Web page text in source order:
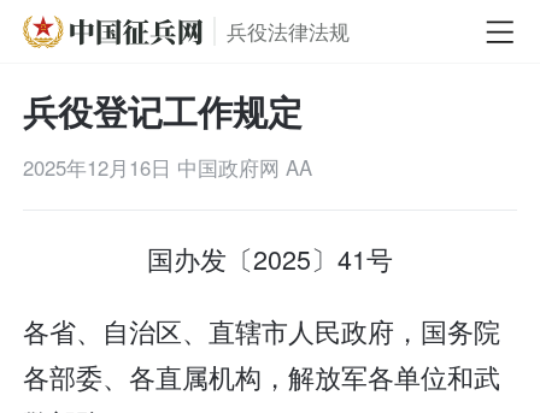
兵役法律法规
兵役登记工作规定
2025年12月16日 中国政府网 AA
国办发〔2025〕41号
各省、自治区、直辖市人民政府，国务院
各部委、各直属机构，解放军各单位和武